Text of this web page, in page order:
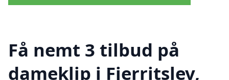
Få nemt 3 tilbud på
dameklip i Fjerritslev,